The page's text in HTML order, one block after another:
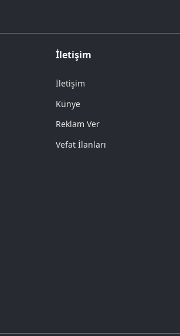
İletişim
İletişim
Künye
Reklam Ver
Vefat İlanları